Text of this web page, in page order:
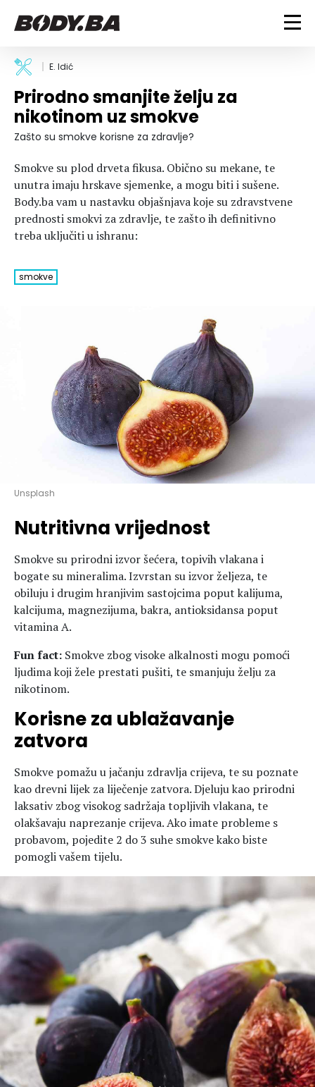
FITNESS
Vježbanje
Mršanje
Discipline
BODYBUILDING
Trening i vježbe
Savjeti
Ostalo
ISHRANA
Dijete
Nutricionizam
Recepti
Suplementi
ZDRAVLJE
Um i tijelo
Povrede i bolesti
Trudnice
LIFESTYLE
Fitness
VODA
Njega njega
Šminka
Tehnologija
KALORIJE
E. Idić
Prirodno smanjite želju za
nikotinom uz smokve
Zašto su smokve korisne za zdravlje?
Smokve su plod drveta fikusa. Obično su mekane, te
unutra imaju hrskave sjemenke, a mogu biti i sušene.
Body.ba vam u nastavku objašnjava koje su zdravstvene
prednosti smokvi za zdravlje, te zašto ih definitivno
treba uključiti u ishranu:
smokve
Unsplash
Nutritivna vrijednost
Smokve su prirodni izvor šećera, topivih vlakana i
bogate su mineralima. Izvrstan su izvor željeza, te
obiluju i drugim hranjivim sastojcima poput kalijuma,
kalcijuma, magnezijuma, bakra, antioksidansa poput
vitamina A.
Fun fact: Smokve zbog visoke alkalnosti mogu pomoći
ljudima koji žele prestati pušiti, te smanjuju želju za
nikotinom.
Korisne za ublažavanje
zatvora
Smokve pomažu u jačanju zdravlja crijeva, te su poznate
kao drevni lijek za liječenje zatvora. Djeluju kao prirodni
laksativ zbog visokog sadržaja topljivih vlakana, te
olakšavaju naprezanje crijeva. Ako imate probleme s
probavom, pojedite 2 do 3 suhe smokve kako biste
pomogli vašem tijelu.